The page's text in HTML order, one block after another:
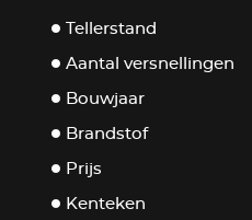
Tellerstand
Aantal versnellingen
Bouwjaar
Brandstof
Prijs
Kenteken